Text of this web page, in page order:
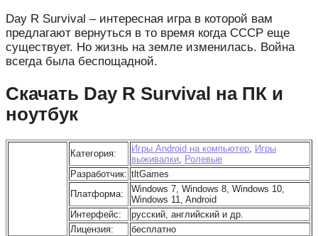
Day R Survival – интересная игра в которой вам
предлагают вернуться в то время когда СССР еще
существует. Но жизнь на земле изменилась. Война
всегда была беспощадной.
Скачать Day R Survival на ПК и
ноутбук
Категория: Игры Android на компьютер, Игры
выживалки, Ролевые
Разработчик: tltGames
Платформа:
Windows 7, Windows 8, Windows 10,
Windows 11, Android
Интерфейс:
русский, английский и др.
Лицензия:
бесплатно